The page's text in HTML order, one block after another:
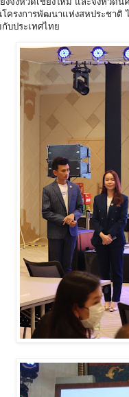
ครงการพัฒนาแห่งสหประชาติ
บประเทศไทย